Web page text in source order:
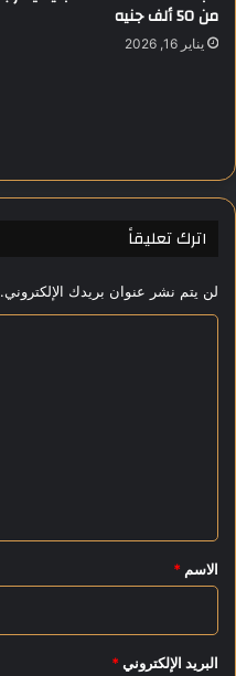
من 50 ألف جنيه
يناير 16, 2026
اترك تعليقاً
لن يتم نشر عنوان بريدك الإلكتروني.
*
الاسم *
البريد الإلكتروني *